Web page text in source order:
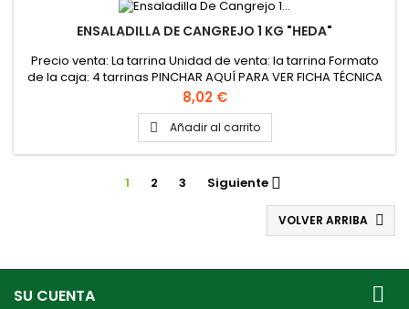
ENSALADILLA DE CANGREJO 1 KG "HEDA"
Precio venta: La tarrina Unidad de venta: la tarrina Formato
de la caja: 4 tarrinas PINCHAR AQUÍ PARA VER FICHA TÉCNICA
Precio
8,02 €
 Añadir al carrito
1 2 3 Siguiente 
VOLVER ARRIBA 
SU CUENTA 